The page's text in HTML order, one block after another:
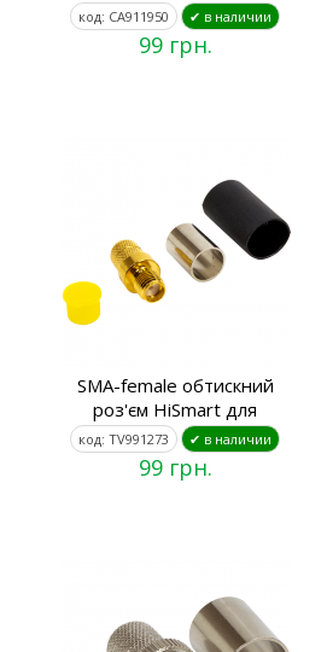
код: CA911950 ✔ в наличии
99 грн.
SMA-female обтискний
роз'єм HiSmart для
код: TV991273 ✔ в наличии
99 грн.